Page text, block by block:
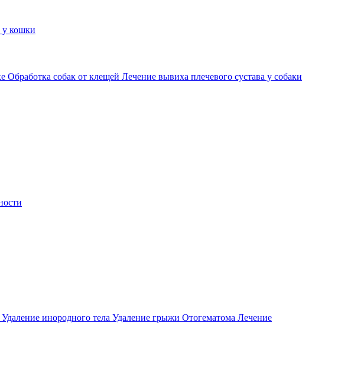
у кошки
Обработка собак от клещей Лечение вывиха плечевого сустава у собаки
Удаление инородного тела Удаление грыжи Отогематома Лечение